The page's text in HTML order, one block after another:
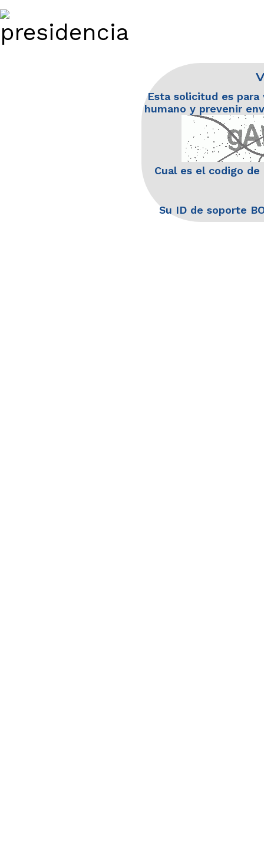
Esta solicitud es
humano y prevenir
Cual es el codigo de
Su ID de soporte